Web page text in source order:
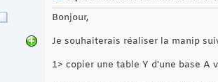
Bonjour,
Je souhaiterais réaliser la manip
1> copier une table Y d'une base A